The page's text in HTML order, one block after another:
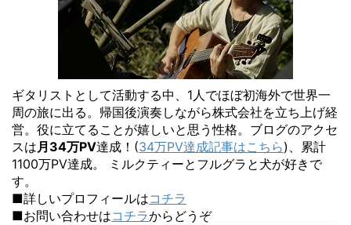
ギタリストとして活動する中、1人でほぼ初海外で世界一
周の旅に出る。帰国後演奏しながら株式会社を立ち上げ経
営。役に立てることが嬉しいと思う性格。ブログのアクセ
スは月34万PV達成！(34万PV達成記事はこちら)、累計
1100万PV達成。 ミルクティーとフルグラと犬が好きで
す。
■詳しいプロフィールはコチラ
■お問い合わせはコチラからどうぞ